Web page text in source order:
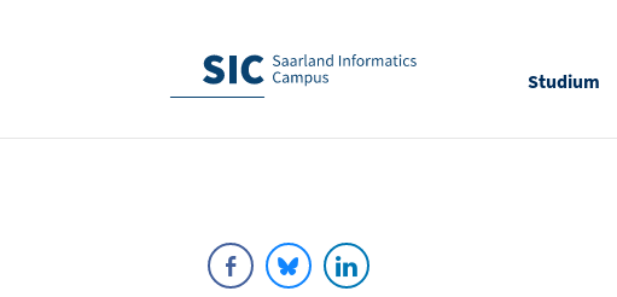
Studium